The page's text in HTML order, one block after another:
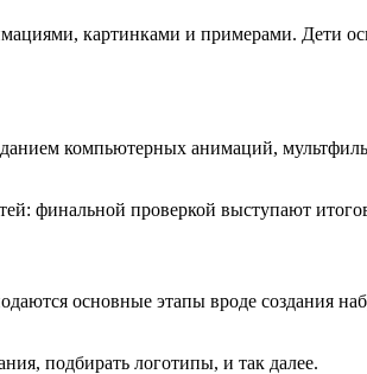
картинками и примерами. Дети
компьютерных анимаций,
финальной проверкой выступают
основные этапы вроде создания
подбирать логотипы, и так далее.